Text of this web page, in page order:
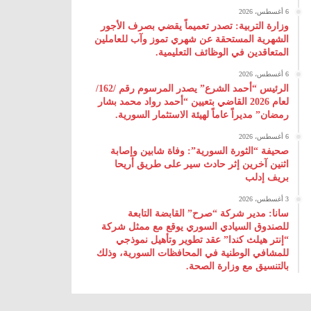
6 أغسطس، 2026
وزارة التربية: تصدر تعميماً يقضي بصرف الأجور
الشهرية المستحقة عن شهري تموز وآب للعاملين
المتعاقدين في الوظائف التعليمية.
6 أغسطس، 2026
الرئيس “أحمد الشرع” يصدر المرسوم رقم /162/
لعام 2026 ‌القاضي بتعيين “أحمد رواد محمد بشار
رمضان” مديراً عاماً لهيئة ‌الاستثمار السورية.
6 أغسطس، 2026
صحيفة “الثورة السورية”: وفاة شابين وإصابة
اثنين آخرين إثر حادث سير على طريق أريحا
بريف إدلب
3 أغسطس، 2026
سانا: مدير شركة “صرح” القابضة التابعة
للصندوق السيادي السوري يوقع مع ممثل شركة
“إنتر هيلث كندا” عقد تطوير وتأهيل نموذجي
للمشافي الوطنية في المحافظات السورية، وذلك
بالتنسيق مع وزارة الصحة.